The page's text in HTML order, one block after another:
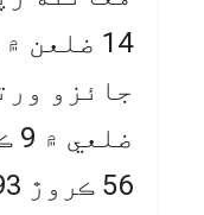
14
جائزو